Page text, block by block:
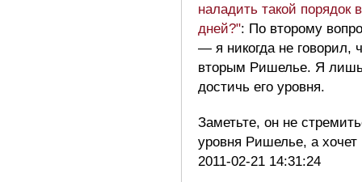
наладить такой порядок
дней?": По второму
— я никогда не говорил,
вторым Ришелье. Я
достичь его уровня.
Заметьте, он не
уровня Ришелье, а
2011-02-21 14:31:24